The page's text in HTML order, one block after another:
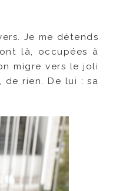
Je me détends
là, occupées à
migre vers le joli
de rien. De lui : sa